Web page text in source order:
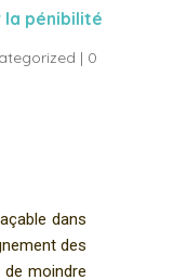
la pénibilité
| 0
dans
des
moindre